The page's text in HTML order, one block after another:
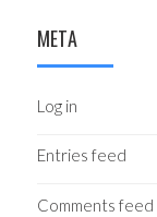
META
Log in
Entries feed
Comments feed